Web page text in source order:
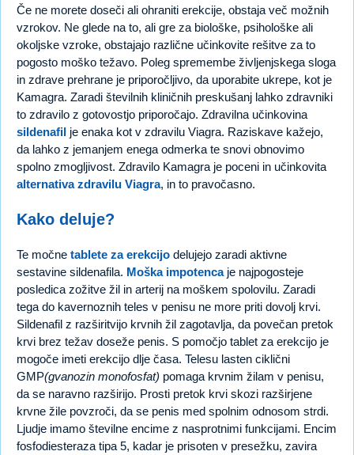
Če ne morete doseči ali ohraniti erekcije, obstaja več možnih
vzrokov. Ne glede na to, ali gre za biološke, psihološke ali
okoljske vzroke, obstajajo različne učinkovite rešitve za to
pogosto moško težavo. Poleg spremembe življenjskega sloga
in zdrave prehrane je priporočljivo, da uporabite ukrepe, kot je
Kamagra. Zaradi številnih kliničnih preskušanj lahko zdravniki
to zdravilo z gotovostjo priporočajo. Zdravilna učinkovina
sildenafil je enaka kot v zdravilu Viagra. Raziskave kažejo,
da lahko z jemanjem enega odmerka te snovi obnovimo
spolno zmogljivost. Zdravilo Kamagra je poceni in učinkovita
alternativa zdravilu Viagra, in to pravočasno.
Kako deluje?
Te močne tablete za erekcijo delujejo zaradi aktivne
sestavine sildenafila. Moška impotencaje najpogosteje
posledica zožitve žil in arterij na moškem spolovilu. Zaradi
tega do kavernoznih teles v penisu ne more priti dovolj krvi.
Sildenafil z razširitvijo krvnih žil zagotavlja, da povečan pretok
krvi brez težav doseže penis. S pomočjo tablet za erekcijo je
mogoče imeti erekcijo dlje časa. Telesu lasten ciklični
GMP(gvanozin monofosfat) pomaga krvnim žilam v penisu,
da se naravno razširijo. Prosti pretok krvi skozi razširjene
krvne žile povzroči, da se penis med spolnim odnosom strdi.
Ljudje imamo številne encime z nasprotnimi funkcijami. Encim
fosfodiesteraza tipa 5, kadar je prisoten v presežku, zavira